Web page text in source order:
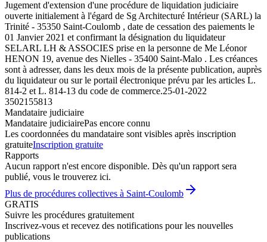
Jugement d'extension d'une procédure de liquidation judiciaire
ouverte initialement à l'égard de Sg Architecturé Intérieur (SARL) la
Trinité - 35350 Saint-Coulomb , date de cessation des paiements le
01 Janvier 2021 et confirmant la désignation du liquidateur
SELARL LH & ASSOCIES prise en la personne de Me Léonor
HENON 19, avenue des Nielles - 35400 Saint-Malo . Les créances
sont à adresser, dans les deux mois de la présente publication, auprès
du liquidateur ou sur le portail électronique prévu par les articles L.
814-2 et L. 814-13 du code de commerce.25-01-2022
3502155813
Mandataire judiciaire
Mandataire judiciairePas encore connu
Les coordonnées du mandataire sont visibles après inscription
gratuiteInscription gratuite
Rapports
Aucun rapport n'est encore disponible. Dès qu'un rapport sera
publié, vous le trouverez ici.
Plus de procédures collectives à Saint-Coulomb
GRATIS
Suivre les procédures gratuitement
Inscrivez-vous et recevez des notifications pour les nouvelles
publications